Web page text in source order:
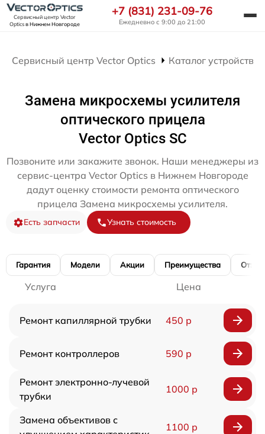
Сервисный центр Vector
Opticsв Нижнем Новгороде
+7 (831) 231-09-76
Ежедневно с 9:00 до 21:00
Сервисный центр Vector Optics Каталог устройств
Замена микросхемы усилителя
оптического прицела
Vector Optics SC
Позвоните или закажите звонок. Наши менеджеры из
сервис-центра Vector Optics в Нижнем Новгороде
дадут оценку стоимости ремонта оптического
прицела Замена микросхемы усилителя.
Есть запчасти Узнать стоимость
Гарантия Модели Акции Преимущества
Услуга Цена
Ремонт капиллярной трубки 450 р
Ремонт контроллеров 590 р
Ремонт электронно-лучевой
трубки
1000 р
Замена объективов с
1100 р